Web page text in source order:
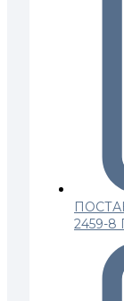
2459-8